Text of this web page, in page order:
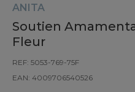
ANITA
Soutien
Fleur
REF: 5053-769-75F
EAN: 4009706540526